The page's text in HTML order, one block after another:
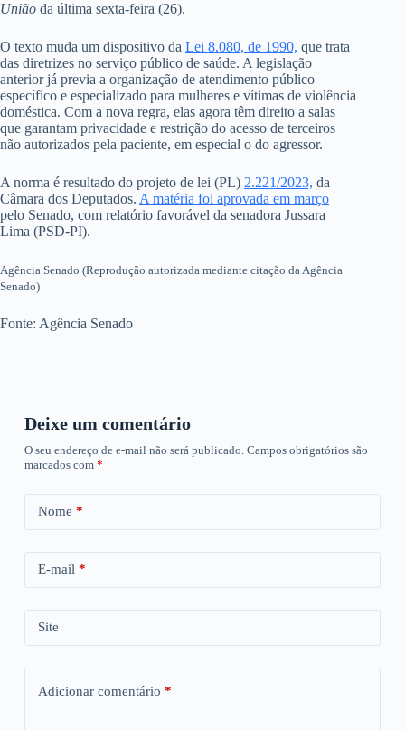
União da última sexta-feira (26).
O texto muda um dispositivo da Lei 8.080, de 1990, que trata
das diretrizes no serviço público de saúde. A legislação
anterior já previa a organização de atendimento público
específico e especializado para mulheres e vítimas de violência
doméstica. Com a nova regra, elas agora têm direito a salas
que garantam privacidade e restrição do acesso de terceiros
não autorizados pela paciente, em especial o do agressor.
A norma é resultado do projeto de lei (PL) 2.221/2023, da
Câmara dos Deputados. A matéria foi aprovada em março
pelo Senado, com relatório favorável da senadora Jussara
Lima (PSD-PI).
Agência Senado (Reprodução autorizada mediante citação da Agência
Senado)
Fonte: Agência Senado
Deixe um comentário
O seu endereço de e-mail não será publicado. Campos obrigatórios são
marcados com *
Nome *
E-mail *
Site
Adicionar comentário *